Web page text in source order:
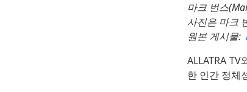
마크 번스
사진은 마크
원본 게시물:
ALLATRA
한 인간 정체